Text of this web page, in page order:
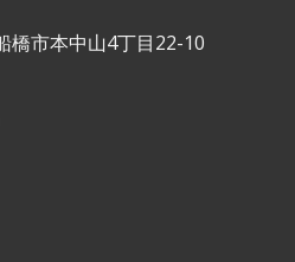
橋市本中山4丁目22-10